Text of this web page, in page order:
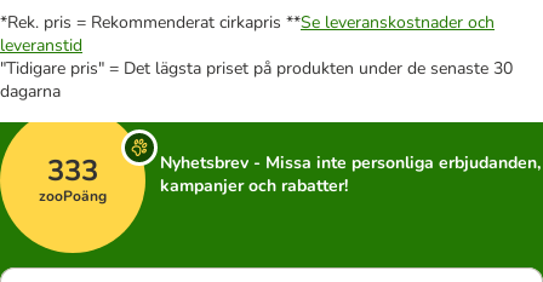
*Rek. pris = Rekommenderat cirkapris **Se leveranskostnader och
leveranstid
"Tidigare pris" = Det lägsta priset på produkten under de senaste 30
dagarna
333
zooPoäng
Nyhetsbrev - Missa inte personliga erbjudanden,
kampanjer och rabatter!